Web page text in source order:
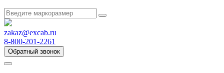
zakaz@excab.ru
8-800-201-2261
Обратный звонок